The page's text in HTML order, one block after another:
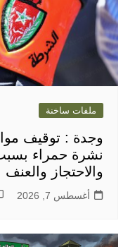
ملفات ساخنة
وجدة : توقيف
نشرة حمراء
والاحتجاز والعنف
أغسطس 7, 2026